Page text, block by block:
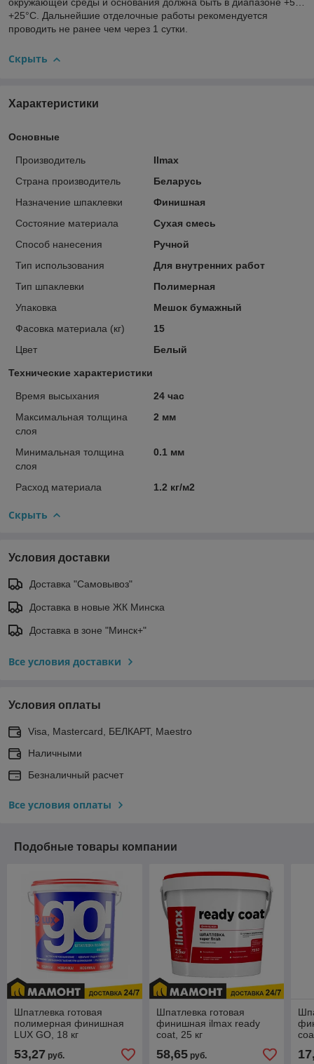
+25°С. Дальнейшие отделочные работы рекомендуется
проводить не ранее чем через 1 сутки.
Скрыть
Характеристики
Основные
Производитель
Ilmax
Страна производитель
Беларусь
Назначение шпаклевки
Финишная
Состояние материала
Сухая смесь
Способ нанесения
Ручной
Тип использования
Для внутренних работ
Тип шпаклевки
Полимерная
Упаковка
Мешок бумажный
Фасовка материала (кг)
15
Цвет
Белый
Технические характеристики
Время высыхания
24 час
Максимальная толщина
слоя
2 мм
Минимальная толщина
слоя
0.1 мм
Расход материала 1.2 кг/м2
Скрыть
Условия доставки
Доставка "Самовывоз"
Доставка в новые ЖК Минска
Доставка в зоне "Минск+"
Все условия доставки
Условия оплаты
Visa, Mastercard, БЕЛКАРТ, Maestro
Наличными
Безналичный расчет
Все условия оплаты
Подобные товары компании
Шпатлевка готовая
полимерная финишная
LUX GO, 18 кг
53,27 руб.
Шпатлевка готовая
финишная ilmax ready
coat, 25 кг
58,65руб.